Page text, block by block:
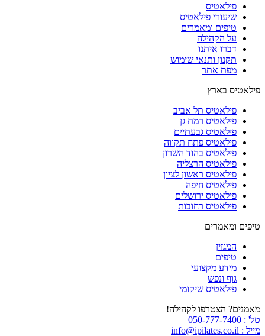
פילאטיס
שיעורי פילאטיס
טיפים ומאמרים
על הקהילה
דברו איתנו
תקנון ותנאי שימוש
מפת אתר
פילאטיס בארץ
פילאטיס תל אביב
פילאטיס רמת גן
פילאטיס גבעתיים
פילאטיס פתח תקווה
פילאטיס בהוד השרון
פילאטיס הרצליה
פילאטיס ראשון לציון
פילאטיס חיפה
פילאטיס ירושלים
פילאטיס רחובות
טיפים ומאמרים
המגזין
טיפים
מידע מקצועי
גוף ונפש
פילאטיס שיקומי
מאמנים? הצטרפו לקהילה!
טל' : 050-777-7400
מייל : info@ipilates.co.il